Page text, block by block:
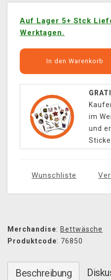
Auf Lager 5+ Stck
Werktagen.
In den Warenkorb
im
und
Wunschliste
Merchandise: Bettwäsche
Produktcode: 76850
Beschreibung